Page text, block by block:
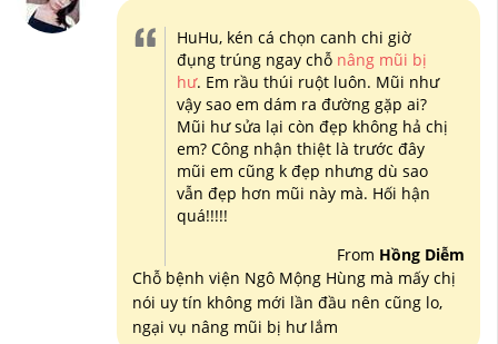
HuHu, kén cá chọn canh chi giờ
đụng trúng ngay chỗ nâng mũi bị
hư. Em rầu thúi ruột luôn. Mũi như
vậy sao em dám ra đường gặp ai?
Mũi hư sửa lại còn đẹp không hả chị
em? Công nhận thiệt là trước đây
mũi em cũng k đẹp nhưng dù sao
vẫn đẹp hơn mũi này mà. Hối hận
quá!!!!!
From Hồng Diễm
Chỗ bệnh viện Ngô Mộng Hùng mà mấy chị
nói uy tín không mới lần đầu nên cũng lo,
ngại vụ nâng mũi bị hư lắm